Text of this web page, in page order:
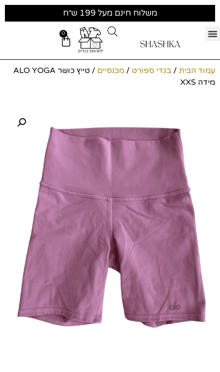
משלוח חינם מעל 199 ש״ח
0
עמוד הבית / בגדי ספורט / מכנסיים
/ טייץ כושר ALO YOGA
מידה XXS